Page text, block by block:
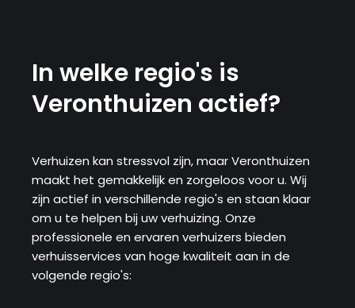
In welke regio's is
Veronthuizen actief?
Verhuizen kan stressvol zijn, maar Veronthuizen
maakt het gemakkelijk en zorgeloos voor u. Wij
zijn actief in verschillende regio's en staan ​​klaar
om u te helpen bij uw verhuizing. Onze
professionele en ervaren verhuizers bieden
verhuisservices van hoge kwaliteit aan in de
volgende regio's: